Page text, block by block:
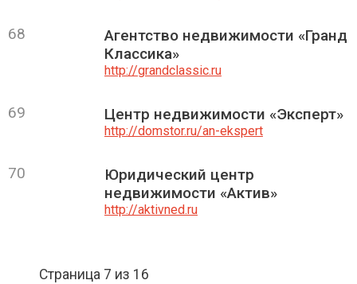
68
Агентство недвижимости «Гранд
Классика»
http://grandclassic.ru
69 Центр недвижимости «Эксперт»
http://domstor.ru/an-ekspert
70
Юридический центр
недвижимости «Актив»
http://aktivned.ru
Страница 7 из 16